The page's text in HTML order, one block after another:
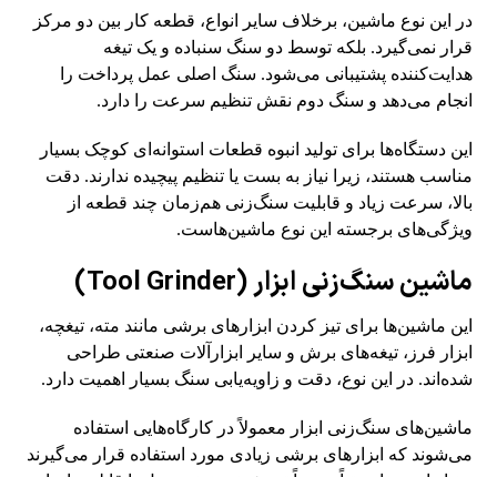
در این نوع ماشین، برخلاف سایر انواع، قطعه کار بین دو مرکز
قرار نمی‌گیرد. بلکه توسط دو سنگ سنباده و یک تیغه
هدایت‌کننده پشتیبانی می‌شود. سنگ اصلی عمل پرداخت را
انجام می‌دهد و سنگ دوم نقش تنظیم سرعت را دارد.
این دستگاه‌ها برای تولید انبوه قطعات استوانه‌ای کوچک بسیار
مناسب هستند، زیرا نیاز به بست یا تنظیم پیچیده ندارند. دقت
بالا، سرعت زیاد و قابلیت سنگ‌زنی هم‌زمان چند قطعه از
ویژگی‌های برجسته این نوع ماشین‌هاست.
ماشین سنگ‌زنی ابزار (Tool Grinder)
این ماشین‌ها برای تیز کردن ابزارهای برشی مانند مته، تیغچه،
ابزار فرز، تیغه‌های برش و سایر ابزارآلات صنعتی طراحی
شده‌اند. در این نوع، دقت و زاویه‌یابی سنگ بسیار اهمیت دارد.
ماشین‌های سنگ‌زنی ابزار معمولاً در کارگاه‌هایی استفاده
می‌شوند که ابزارهای برشی زیادی مورد استفاده قرار می‌گیرند